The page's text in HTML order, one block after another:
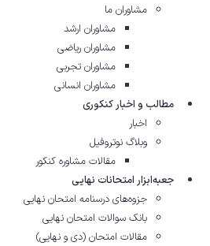
مشاوران ما
مشاوران ارشد
مشاوران ریاضی
مشاوران تجربی
مشاوران انسانی
مطالب و اخبار کنکوری
اخبار
وبلاگ نوتروفیل
مقالات مشاوره‌ کنکور
جعبه‌ابزار امتحانات نهایی
جزوه‌های درسنامه امتحان نهایی
بانک سوالات امتحان نهایی
مقالات امتحان (دی و نهایی)